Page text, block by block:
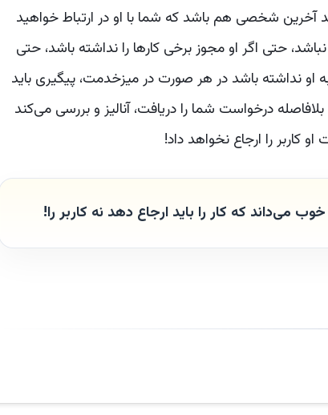
آخرین شخصی هم باشد که شما با او در ارتباط خواهید
حتی اگر او مجوز برخی کارها را نداشته باشد، حتی
او نداشته باشد در هر صورت در میزخدمت، پیگیری باید
درخواست شما را دریافت، آنالیز و بررسی می‌کند
کاربر را ارجاع نخواهد داد!
می‌داند که کار را باید ارجاع دهد نه کاربر را!